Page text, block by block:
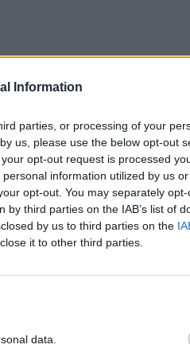
Information
parties, or processing of your
us, please use the below opt-out
opt-out request is processed
information utilized by us
opt-out. You may separately
third parties on the IAB’s list of
by us to third parties on the
it to other third parties.
data.
επίπεδο για ολόκληρο
των νοικοκυριών.
στις
στη σταθερότητα
ακαθάριστου
των υπολοίπων
κόστους στα
του συνόλου
η ΤτΕ.